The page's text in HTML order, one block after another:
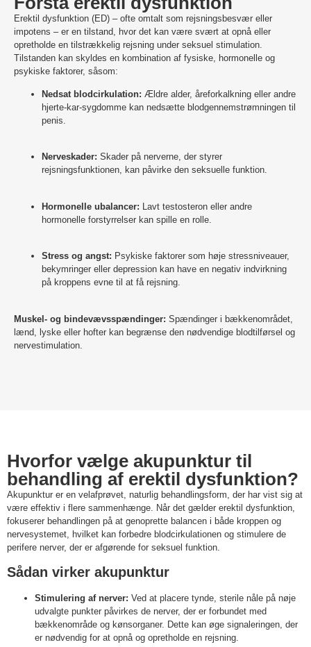
Erektil dysfunktion (ED) – ofte omtalt som rejsningsbesvær eller
impotens – er en tilstand, hvor det kan være svært at opnå eller
opretholde en tilstrækkelig rejsning under seksuel stimulation.
Tilstanden kan skyldes en kombination af fysiske, hormonelle og
psykiske faktorer, såsom:
Nedsat blodcirkulation: Ældre alder, åreforkalkning eller andre
hjerte-kar-sygdomme kan nedsætte blodgennemstrømningen til
penis.
Nerveskader: Skader på nerverne, der styrer
rejsningsfunktionen, kan påvirke den seksuelle funktion.
Hormonelle ubalancer: Lavt testosteron eller andre
hormonelle forstyrrelser kan spille en rolle.
Stress og angst: Psykiske faktorer som høje stressniveauer,
bekymringer eller depression kan have en negativ indvirkning
på kroppens evne til at få rejsning.
Muskel- og bindevævsspændinger: Spændinger i bækkenområdet,
lænd, lyske eller hofter kan begrænse den nødvendige blodtilførsel og
nervestimulation.
Hvorfor vælge akupunktur til
behandling af erektil dysfunktion?
Akupunktur er en velafprøvet, naturlig behandlingsform, der har vist sig at
være effektiv i flere sammenhænge. Når det gælder erektil dysfunktion,
fokuserer behandlingen på at genoprette balancen i både kroppen og
nervesystemet, hvilket kan forbedre blodcirkulationen og stimulere de
perifere nerver, der er afgørende for seksuel funktion.
Sådan virker akupunktur
Stimulering af nerver: Ved at placere tynde, sterile nåle på nøje
udvalgte punkter påvirkes de nerver, der er forbundet med
bækkenområde og kønsorganer. Dette kan øge signaleringen, der
er nødvendig for at opnå og opretholde en rejsning.